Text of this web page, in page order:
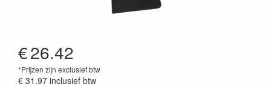
€26.42
*Prijzen zijn exclusief btw
€ 31.97 inclusief btw